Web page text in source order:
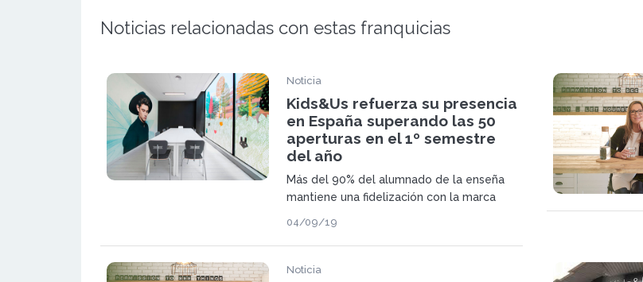
Noticias relacionadas con estas franquicias
Noticia
Kids&Us refuerza su presencia
en España superando las 50
aperturas en el 1º semestre
del año
Más del 90% del alumnado de la enseña
mantiene una fidelización con la marca
04/09/19
Noticia